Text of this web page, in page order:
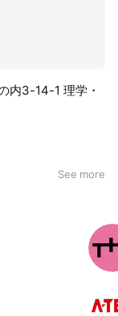
内3-14-1 理学・
See more